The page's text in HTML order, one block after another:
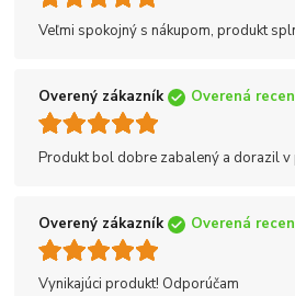
Veľmi spokojný s nákupom, produkt
Overený zákazník Overená
Produkt bol dobre zabalený a dorazil v
Overený zákazník Overená
Vynikajúci produkt! Odporúčam